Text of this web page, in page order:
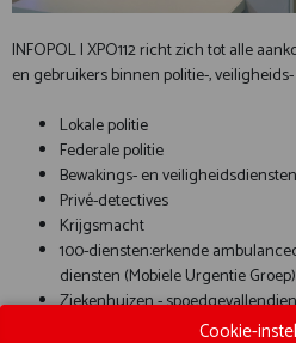
INFOPOL I XPO112 richt zich tot alle
en gebruikers binnen politie-,
Lokale politie
Federale politie
Bewakings- en veiligheidsdiensten
Privé-detectives
Krijgsmacht
100-diensten:erkende
diensten (Mobiele Urgentie Groep)
Ziekenhuizen -
Private ambulancediensten
Cookie-